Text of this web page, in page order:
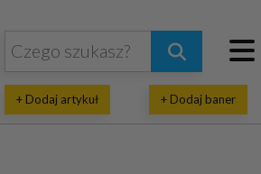
+ Dodaj artykuł + Dodaj baner